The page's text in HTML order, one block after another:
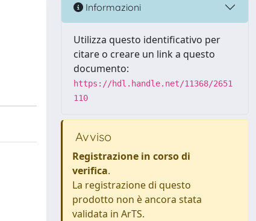
Informazioni
Utilizza questo identificativo per
citare o creare un link a questo
documento:
https://hdl.handle.net/11368/2651
110
Avviso
Registrazione in corso di
verifica.
La registrazione di questo
prodotto non è ancora stata
validata in ArTS.